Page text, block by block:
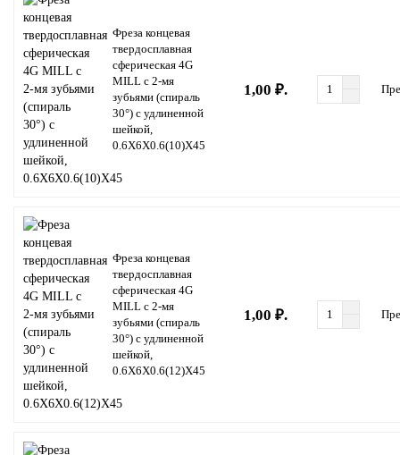
Фреза концевая
твердосплавная
сферическая 4G
MILL с 2-мя
зубьями (спираль
30°) с удлиненной
шейкой,
0.6X6X0.6(10)X45
1,00 ₽.
Фреза концевая
твердосплавная
сферическая 4G
MILL с 2-мя
зубьями (спираль
30°) с удлиненной
шейкой,
0.6X6X0.6(12)X45
1,00 ₽.